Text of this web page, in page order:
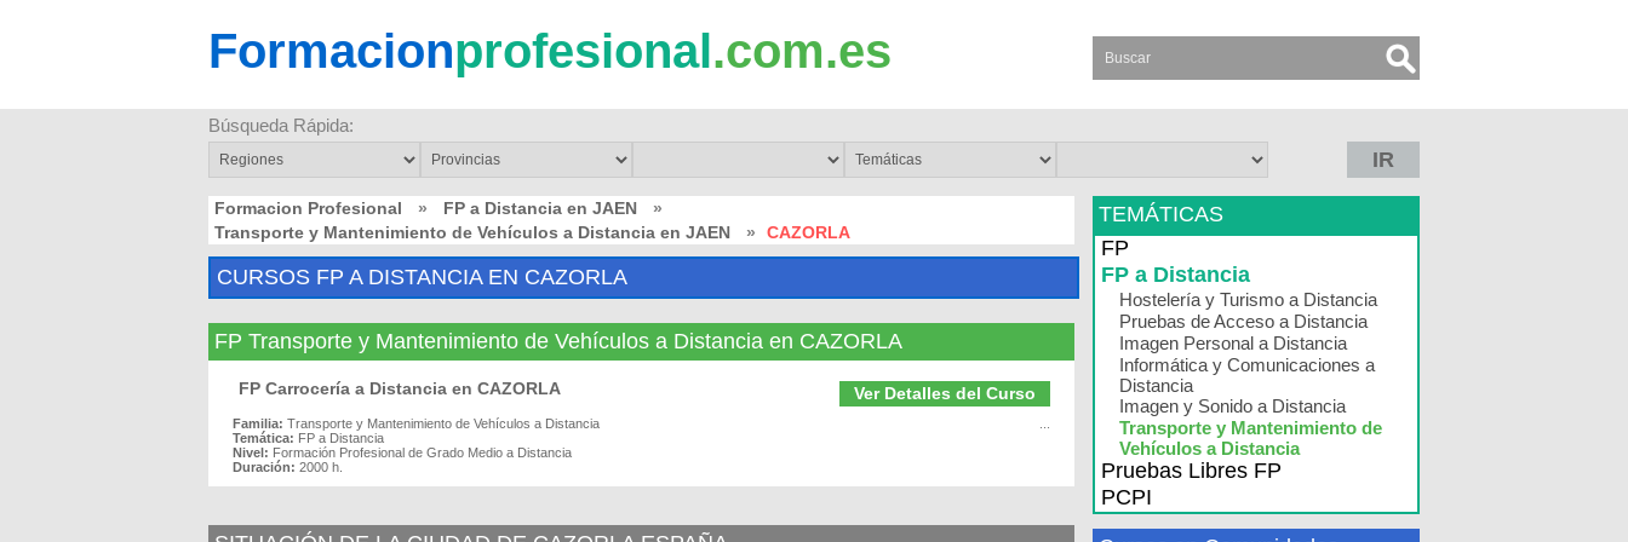
Formacionprofesional.com.es
Búsqueda Rápida:
IR
Formacion Profesional » FP a Distancia en JAEN
»
Transporte y Mantenimiento de Vehículos a Distancia en JAEN
» CAZORLA
CURSOS FP A DISTANCIA EN CAZORLA
FP Transporte y Mantenimiento de Vehículos a Distancia en CAZORLA
Ver Detalles del Curso
FP Carrocería a Distancia en CAZORLA
Familia: Transporte y Mantenimiento de Vehículos a Distancia
Temática: FP a Distancia
Nivel: Formación Profesional de Grado Medio a Distancia
Duración: 2000 h.
TEMÁTICAS
FP
FP a Distancia
Hostelería y Turismo a Distancia
Pruebas de Acceso a Distancia
Imagen Personal a Distancia
Informática y Comunicaciones a
Distancia
Imagen y Sonido a Distancia
Transporte y Mantenimiento de
Vehículos a Distancia
Pruebas Libres FP
PCPI